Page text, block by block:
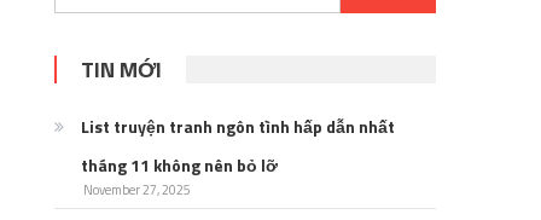
for:
TIN MỚI
List truyện tranh ngôn tình hấp dẫn nhất
tháng 11 không nên bỏ lỡ
November 27, 2025